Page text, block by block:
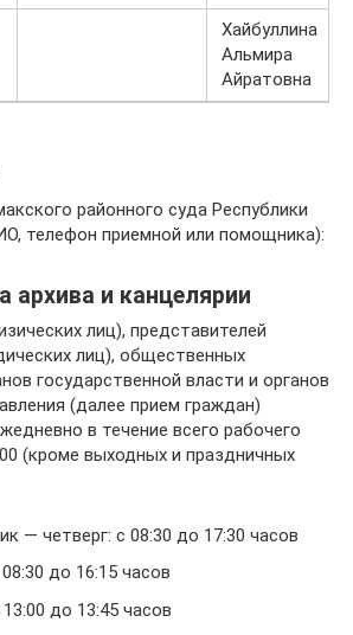
Хайбуллина
Альмира
Айратовна
районного суда Республики
телефон приемной или помощника):
архива и канцелярии
лиц), представителей
лиц), общественных
государственной власти и органов
(далее прием граждан)
в течение всего рабочего
(кроме выходных и праздничных
— четверг: с 08:30 до 17:30 часов
до 16:15 часов
до 13:45 часов